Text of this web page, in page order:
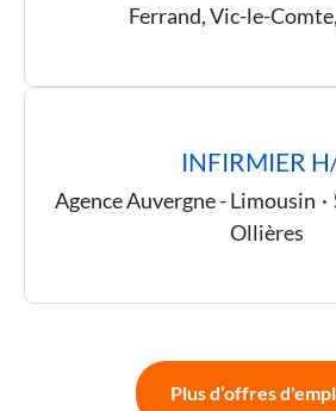
Ferrand, Vic-le-
INFIRMIER
Agence Auvergne - Limousin ·
Ollières
Plus d’offres